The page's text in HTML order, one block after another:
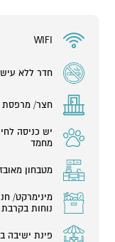
WIFI
חדר ללא
חצר/ מרפסת
יש כניסה
מחמד
מטבחון
מינימרקט/
נוחות
פינת ישיבה